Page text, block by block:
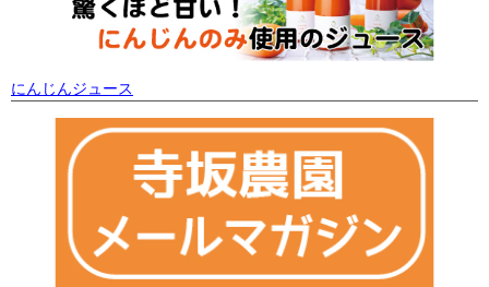
にんじんジュース